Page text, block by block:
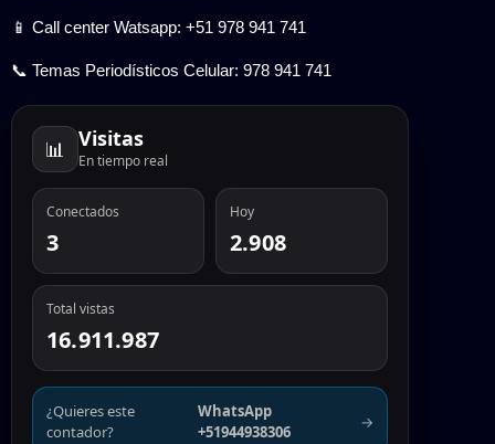
📱 Call center Watsapp: +51 978 941 741
📞 Temas Periodísticos Celular: 978 941 741
📊 Visitas
En tiempo real
Conectados
3
Hoy
2.908
Total vistas
16.911.987
¿Quieres este
contador?
WhatsApp
+51944938306
→